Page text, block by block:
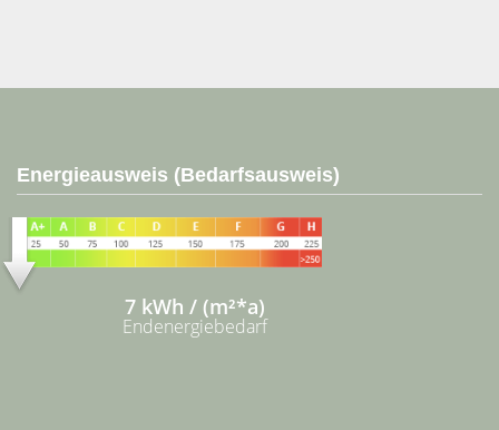
Energieausweis (Bedarfsausweis)
7 kWh / (m²*a)
Endenergiebedarf